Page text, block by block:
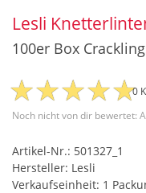
Lesli
100er Box
Noch nicht von dir bewertet:
0
Artikel-Nr.: 501327_1
Hersteller: Lesli
Verkaufseinheit: 1